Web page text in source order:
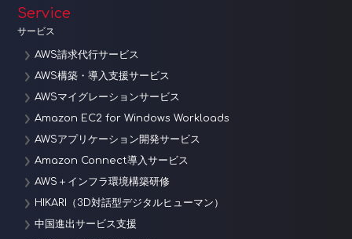
Service
サービス
AWS請求代行サービス
AWS構築・導入支援サービス
AWSマイグレーションサービス
Amazon EC2 for Windows Workloads
AWSアプリケーション開発サービス
Amazon Connect導入サービス
AWS＋インフラ環境構築研修
HIKARI（3D対話型デジタルヒューマン）
中国進出サービス支援